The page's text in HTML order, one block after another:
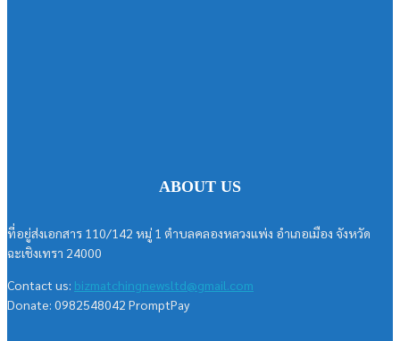
ABOUT US
ที่อยู่ส่งเอกสาร 110/142 หมู่ 1 ตำบลคลองหลวงแพ่ง อำเภอเมือง จังหวัด
ฉะเชิงเทรา 24000
Contact us: bizmatchingnewsltd@gmail.com
Donate: 0982548042 PromptPay